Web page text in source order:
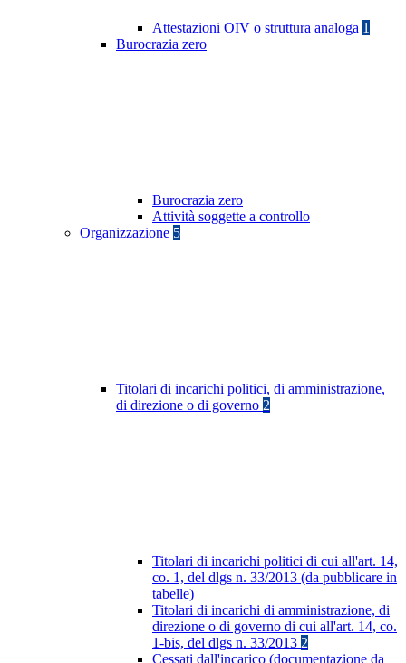
Attestazioni OIV o struttura analoga 1
Burocrazia zero
Burocrazia zero
Attività soggette a controllo
Organizzazione 5
Titolari di incarichi politici, di amministrazione,
di direzione o di governo 2
Titolari di incarichi politici di cui all'art. 14,
co. 1, del dlgs n. 33/2013 (da pubblicare in
tabelle)
Titolari di incarichi di amministrazione, di
direzione o di governo di cui all'art. 14, co.
1-bis, del dlgs n. 33/2013 2
Cessati dall'incarico (documentazione da